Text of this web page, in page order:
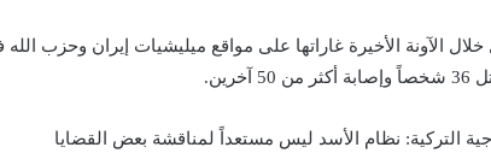
التركية: نظام الأسد ليس مستعداً لمناقشة بعض القضايا